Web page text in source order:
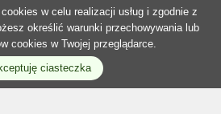
w celu realizacji usług i zgodnie z
określić warunki przechowywania lub
cookies w Twojej przeglądarce.
ciasteczka